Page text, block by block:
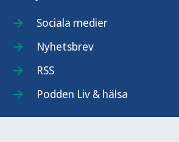
Sociala medier
Nyhetsbrev
RSS
Podden Liv & hälsa